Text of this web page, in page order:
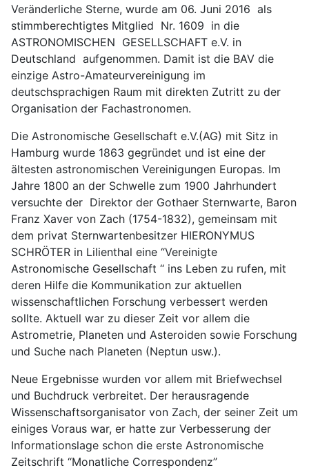
Veränderliche Sterne, wurde am 06. Juni 2016 als
stimmberechtigtes Mitglied Nr. 1609 in die
ASTRONOMISCHEN GESELLSCHAFT e.V. in
Deutschland aufgenommen. Damit ist die BAV die
einzige Astro-Amateurvereinigung im
deutschsprachigen Raum mit direkten Zutritt zu der
Organisation der Fachastronomen.
Die Astronomische Gesellschaft e.V.(AG) mit Sitz in
Hamburg wurde 1863 gegründet und ist eine der
ältesten astronomischen Vereinigungen Europas. Im
Jahre 1800 an der Schwelle zum 1900 Jahrhundert
versuchte der Direktor der Gothaer Sternwarte, Baron
Franz Xaver von Zach (1754-1832), gemeinsam mit
dem privat Sternwartenbesitzer HIERONYMUS
SCHRÖTER in Lilienthal eine “Vereinigte
Astronomische Gesellschaft “ ins Leben zu rufen, mit
deren Hilfe die Kommunikation zur aktuellen
wissenschaftlichen Forschung verbessert werden
sollte. Aktuell war zu dieser Zeit vor allem die
Astrometrie, Planeten und Asteroiden sowie Forschung
und Suche nach Planeten (Neptun usw.).
Neue Ergebnisse wurden vor allem mit Briefwechsel
und Buchdruck verbreitet. Der herausragende
Wissenschaftsorganisator von Zach, der seiner Zeit um
einiges Voraus war, er hatte zur Verbesserung der
Informationslage schon die erste Astronomische
Zeitschrift “Monatliche Correspondenz”